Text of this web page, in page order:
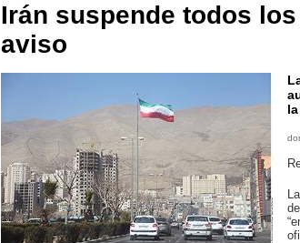
Irán suspende todos
aviso